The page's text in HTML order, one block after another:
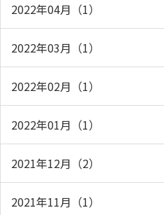
2022年04月（1）
2022年03月（1）
2022年02月（1）
2022年01月（1）
2021年12月（2）
2021年11月（1）